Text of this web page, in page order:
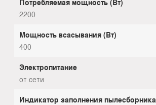
2200
Мощность всасывания (Вт)
400
Электропитание
от сети
Индикатор заполнения пылесборника